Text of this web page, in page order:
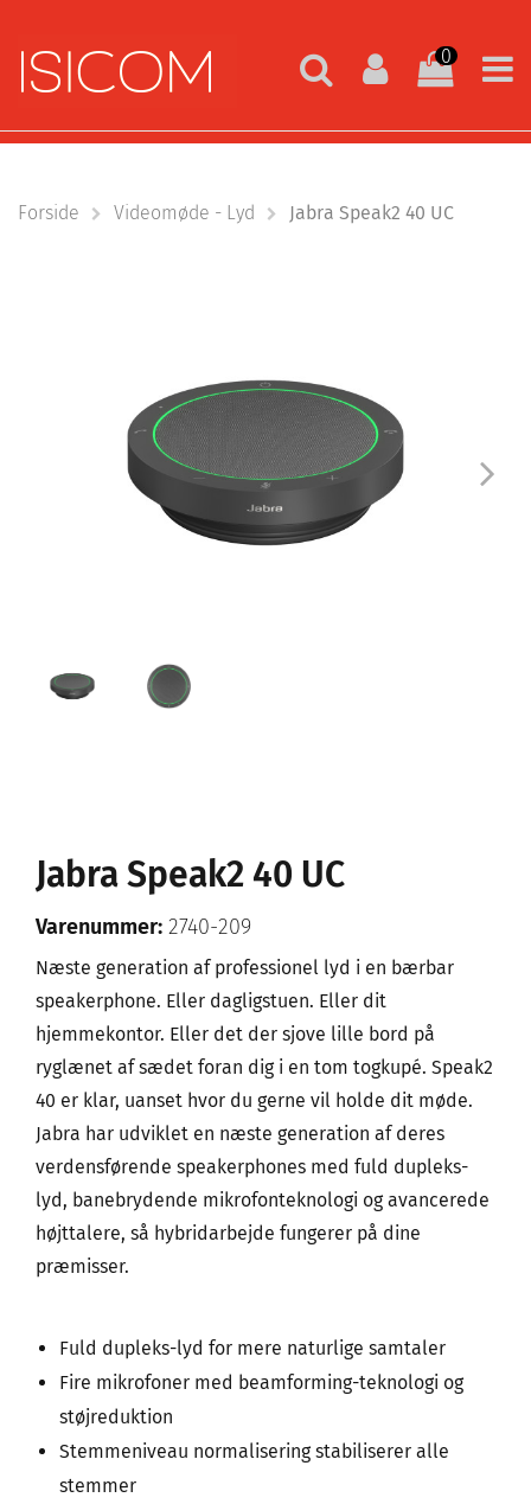
0
Forside Videomøde - Lyd Jabra Speak2 40 UC
Jabra Speak2 40 UC
Varenummer: 2740-209
Næste generation af professionel lyd i en bærbar
speakerphone. Eller dagligstuen. Eller dit
hjemmekontor. Eller det der sjove lille bord på
ryglænet af sædet foran dig i en tom togkupé. Speak2
40 er klar, uanset hvor du gerne vil holde dit møde.
Jabra har udviklet en næste generation af deres
verdensførende speakerphones med fuld dupleks-
lyd, banebrydende mikrofonteknologi og avancerede
højttalere, så hybridarbejde fungerer på dine
præmisser.
Fuld dupleks-lyd for mere naturlige samtaler
Fire mikrofoner med beamforming-teknologi og
støjreduktion
Stemmeniveau normalisering stabiliserer alle
stemmer